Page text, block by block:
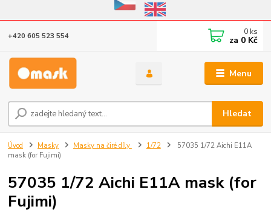
Eshop v provozu do 31.10.2026
Menu
Hledat
+420 605 523 554 0 ks
za 0 Kč
Úvod Masky Masky na čiré díly 1/72
57035 1/72 Aichi E11A
mask (for Fujimi)
57035 1/72 Aichi E11A mask (for
Fujimi)